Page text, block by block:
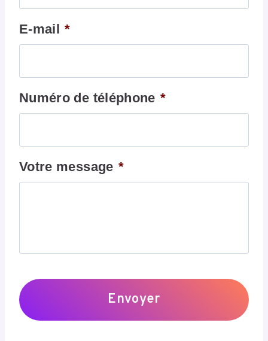
E-mail *
Numéro de téléphone *
Votre message *